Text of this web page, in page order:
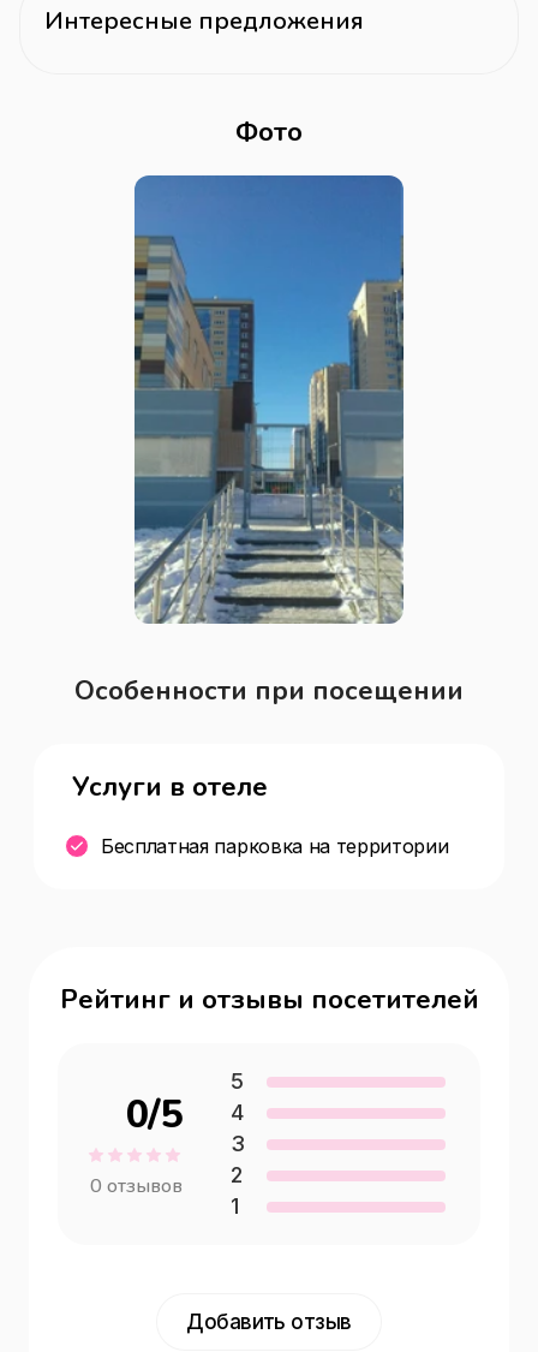
Интересные предложения
Фото
Особенности при посещении
Услуги в отеле
Бесплатная парковка на территории
Рейтинг и отзывы посетителей
0/5
0 отзывов
5
4
3
2
1
Добавить отзыв